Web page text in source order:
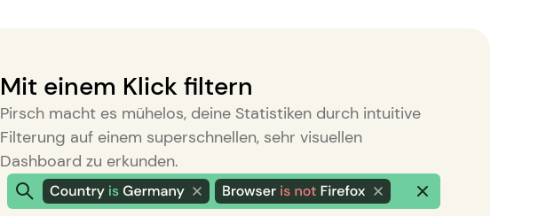
Mit einem Klick filtern
Pirsch macht es mühelos, deine Statistiken durch intuitive
Filterung auf einem superschnellen, sehr visuellen
Dashboard zu erkunden.